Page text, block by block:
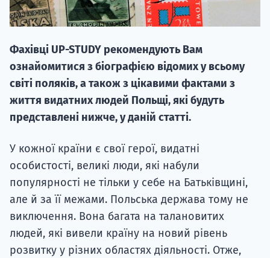
Фахівці UP-STUDY рекомендують Вам
ознайомитися з біографією відомих у всьому
світі поляків, а також з цікавими фактами з
життя видатних людей Польщі, які будуть
представлені нижче, у даній статті.
У кожної країни є свої герої, видатні
особистості, великі люди, які набули
популярності не тільки у себе на Батьківщині,
але й за її межами. Польська держава тому не
виключення. Вона багата на талановитих
людей, які вивели країну на новий рівень
розвитку у різних областях діяльності. Отже,